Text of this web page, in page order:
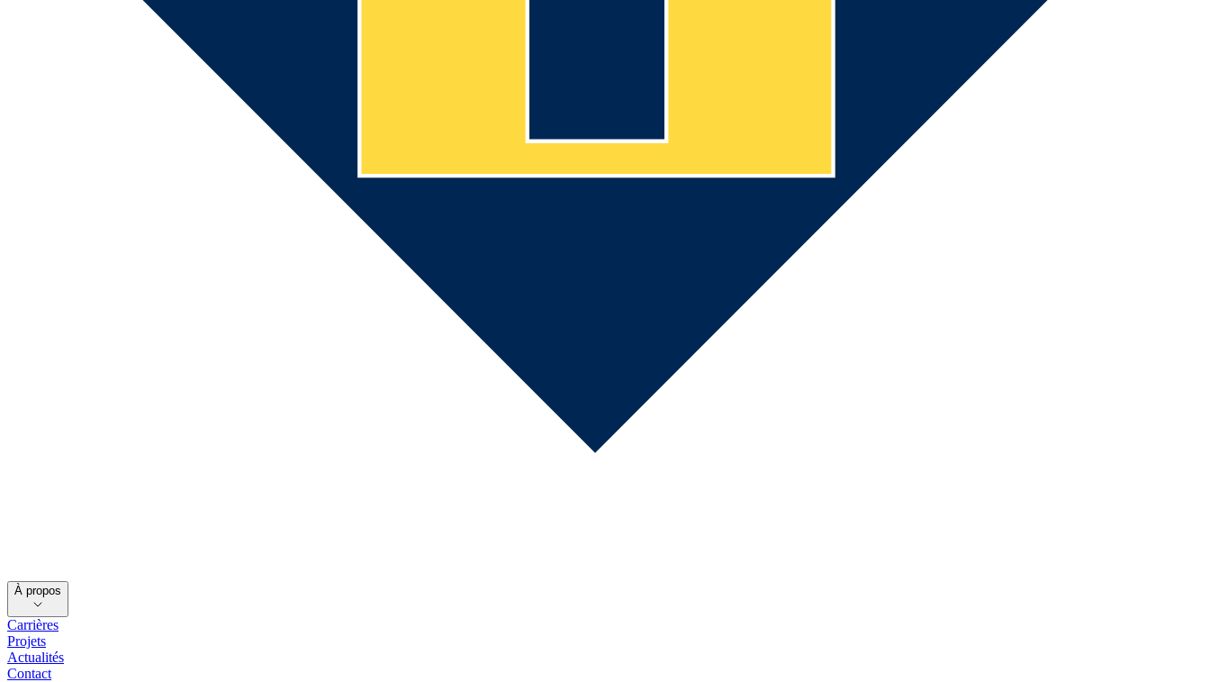
À propos
Carrières
Projets
Actualités
Contact